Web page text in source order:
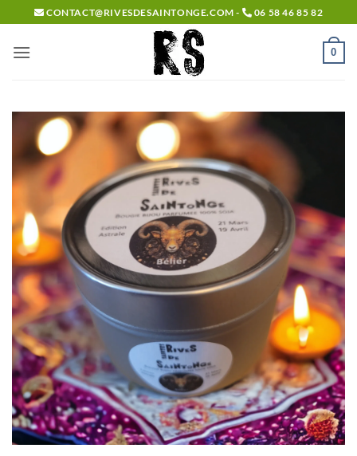
Passer
au
contenu
CONTACT@RIVESDESAINTONGE.COM - 06 58 46 85 82
0